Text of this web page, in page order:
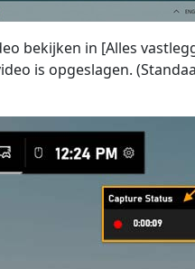
bekijken in [Alles
is opgeslagen.